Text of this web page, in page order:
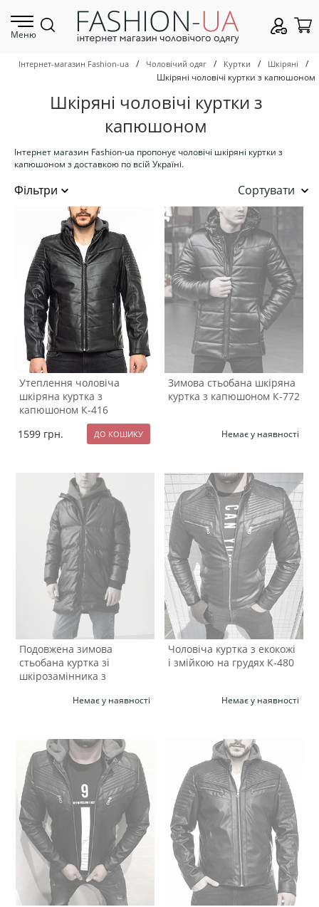
Меню
Інтернет-магазин Fashion-ua / Чоловічий одяг / Куртки / Шкіряні
/
Шкіряні чоловічі куртки з капюшоном
Шкіряні чоловічі куртки з
капюшоном
Інтернет магазин Fashion-ua пропонує чоловічі шкіряні куртки з
капюшоном з доставкою по всій Україні.
Сортувати
Утеплення чоловіча
шкіряна куртка з
капюшоном К-416
1599 грн.
Зимова стьобана шкіряна
куртка з капюшоном К-772
Немає у наявності
Подовжена зимова
стьобана куртка зі
шкірозамінника з
Немає у наявності
Чоловіча куртка з екокожі
і змійкою на грудях К-480
Немає у наявності